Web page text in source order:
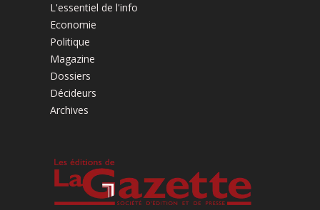
L'essentiel de l'info
Economie
Politique
Magazine
Dossiers
Décideurs
Archives